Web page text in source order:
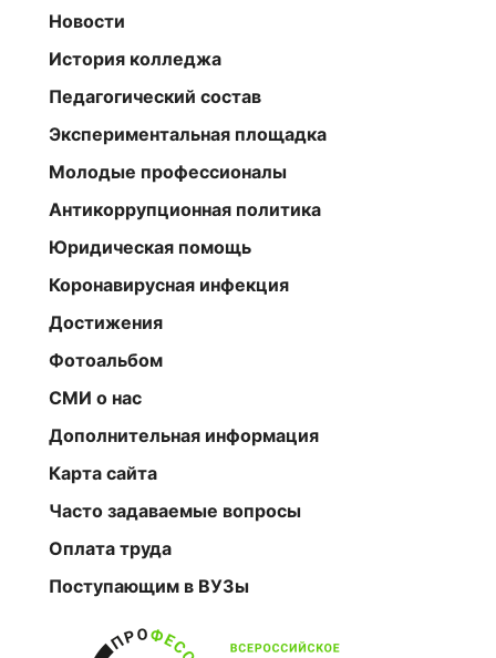
Новости
История колледжа
Педагогический состав
Экспериментальная площадка
Молодые профессионалы
Антикоррупционная политика
Юридическая помощь
Коронавирусная инфекция
Достижения
Фотоальбом
СМИ о нас
Дополнительная информация
Карта сайта
Часто задаваемые вопросы
Оплата труда
Поступающим в ВУЗы